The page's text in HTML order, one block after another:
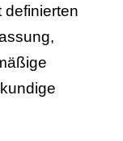
definierten